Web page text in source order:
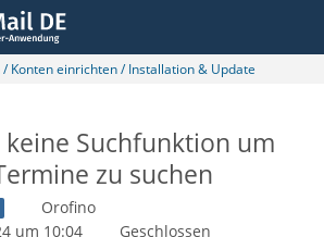
Konten einrichten / Installation & Update
Suchfunktion um
zu suchen
Orofino
um 10:04
Geschlossen